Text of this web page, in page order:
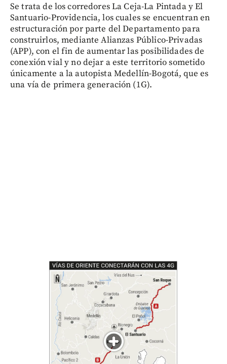
Se trata de los corredores La Ceja-La Pintada y El
Santuario-Providencia, los cuales se encuentran en
estructuración por parte del Departamento para
construirlos, mediante Alianzas Público-Privadas
(APP), con el fin de aumentar las posibilidades de
conexión vial y no dejar a este territorio sometido
únicamente a la autopista Medellín-Bogotá, que es
una vía de primera generación (1G).